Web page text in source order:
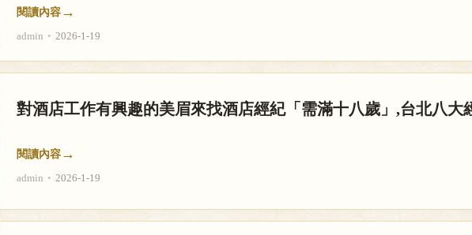
閱讀內容 →
admin • 2026-1-19
對酒店工作有興趣的美眉來找酒店經紀「需滿十八歲」,台北八大
閱讀內容 →
admin • 2026-1-19